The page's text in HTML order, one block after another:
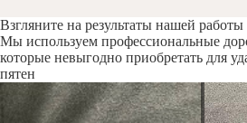
Взгляните на результаты нашей работы
Мы используем профессиональные
которые невыгодно приобретать для
пятен